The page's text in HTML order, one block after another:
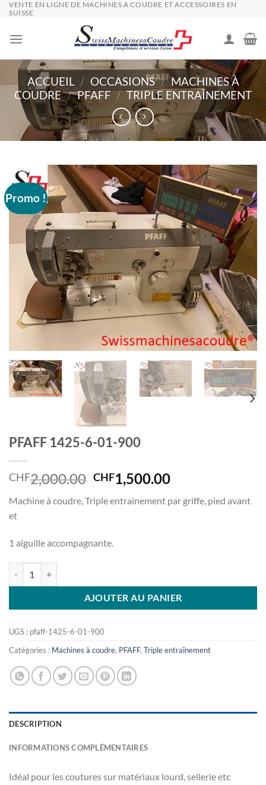
Passer
contenu
VENTE EN LIGNE DE MACHINES A COUDRE ET ACCESSOIRES EN
SUISSE
ACCUEIL / OCCASIONS / MACHINES À
COUDRE / PFAFF / TRIPLE ENTRAÎNEMENT
Promo !
PFAFF 1425-6-01-900
CHF2,000.00 Le
initial
CHF1,500.00Le
actuel
Machine à coudre, Triple entrainement par griffe, pied avant
et
1 aiguille accompagnante.
AJOUTER AU PANIER
UGS : pfaff-1425-6-01-900
Catégories : Machines à coudre, PFAFF, Triple entraînement
DESCRIPTION
INFORMATIONS COMPLÉMENTAIRES
Idéal pour les coutures sur matériaux lourd, sellerie etc